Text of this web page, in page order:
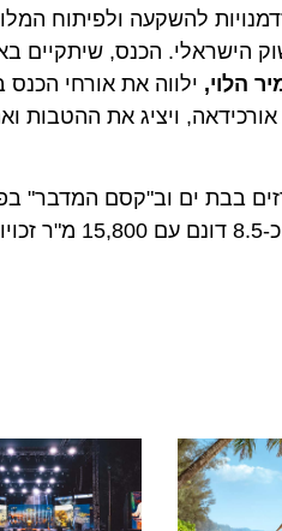
להשקעה ולפיתוח
הכנס, שיתקיים
ילווה את אורחי הכנס
ויציג את ההטבות
ים וב"קסם המדבר"